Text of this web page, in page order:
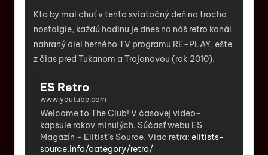
Kto by mal chuť v tento sviatočný deň na trocha
nostalgie, každú hodinu je dnes na náš retro kanál
nahraný diel herného TV programu RE-PLAY, ešte
z čias pred Tukanom a Trojanovou (rok 2010).
ES Retro
www.youtube.com
Welcome to The Club! V časovej video-
kapsule rokov minulých. Súčasť webu ES
Magazín - Elitist's Source. Viac retra: elitists-
source.info/category/retro/